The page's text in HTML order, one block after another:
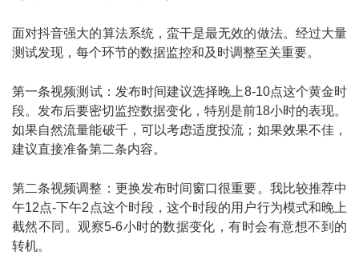
面对抖音强大的算法系统，蛮干是最无效的做法。经过大量
测试发现，每个环节的数据监控和及时调整至关重要。
第一条视频测试：发布时间建议选择晚上8-10点这个黄金时
段。发布后要密切监控数据变化，特别是前18小时的表现。
如果自然流量能破千，可以考虑适度投流；如果效果不佳，
建议直接准备第二条内容。
第二条视频调整：更换发布时间窗口很重要。我比较推荐中
午12点-下午2点这个时段，这个时段的用户行为模式和晚上
截然不同。观察5-6小时的数据变化，有时会有意想不到的
转机。